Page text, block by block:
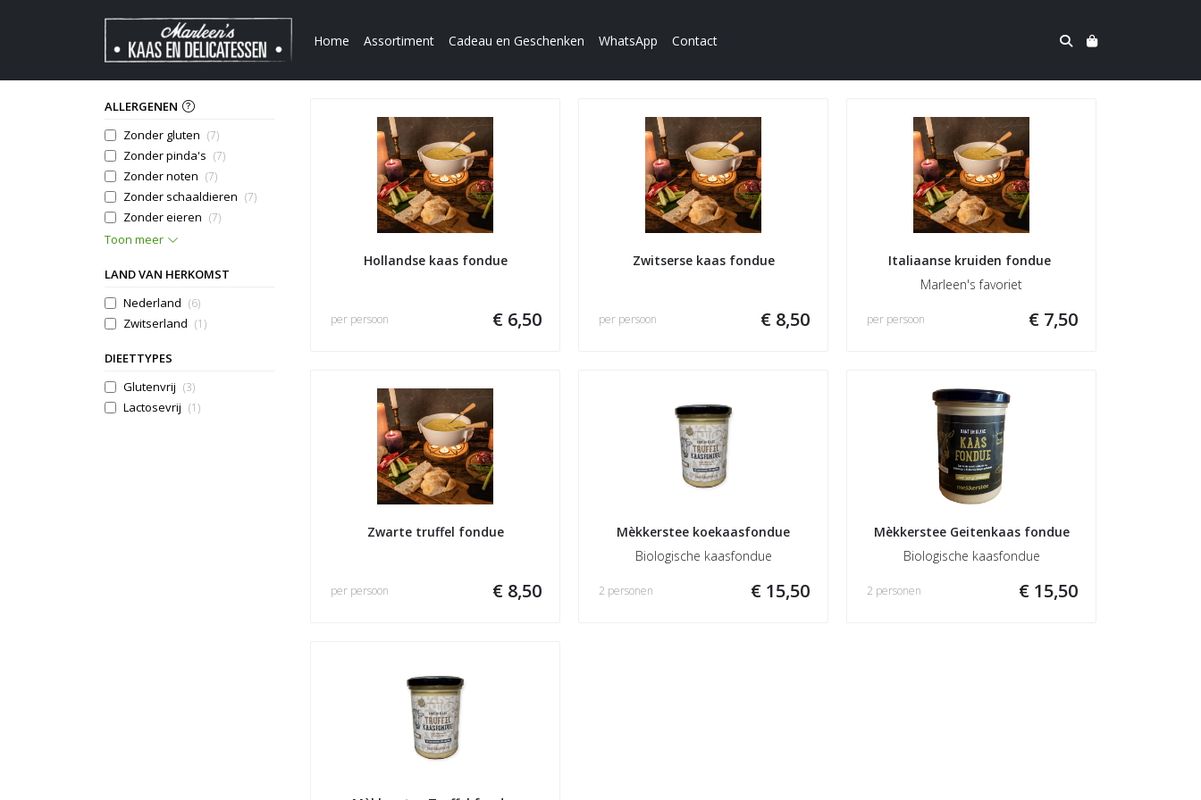
Home Assortiment Cadeau en Geschenken WhatsApp Contact
ALLERGENEN
Zonder gluten (7)
Zonder pinda's (7)
Zonder noten (7)
Zonder schaaldieren (7)
Zonder eieren (7)
Toon meer
LAND VAN HERKOMST
Nederland (6)
Zwitserland (1)
DIEETTYPES
Glutenvrij (3)
Lactosevrij (1)
Hollandse kaas fondue
€ 6,50
per persoon
Zwitserse kaas fondue
€ 8,50
per persoon
Italiaanse kruiden fondue
Marleen's favoriet
€ 7,50
per persoon
Zwarte truffel fondue
€ 8,50
per persoon
Mèkkerstee koekaasfondue
Biologische kaasfondue
€ 15,50
2 personen
Mèkkerstee Geitenkaas fondue
Biologische kaasfondue
€ 15,50
2 personen